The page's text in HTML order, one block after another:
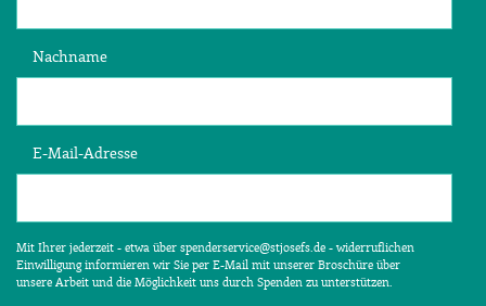
Nachname
E-Mail-Adresse
Mit Ihrer jederzeit - etwa über spenderservice@stjosefs.de - widerruflichen
Einwilligung informieren wir Sie per E-Mail mit unserer Broschüre über
unsere Arbeit und die Möglichkeit uns durch Spenden zu unterstützen.